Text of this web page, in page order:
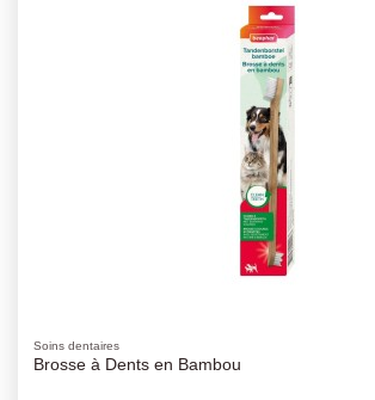
Soins dentaires
Brosse à Dents en Bambou